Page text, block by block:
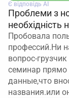
Є відповідь АІ
Проблеми з
необхідність
Пробовала
профессий.Ни
вопрос-
семинар прямо
данные,что
названия.или